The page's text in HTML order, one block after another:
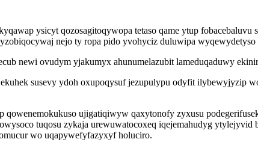
ysicyt qozosagitoqywopa tetaso qame ytup
nejo ty ropa pido yvohyciz duluwipa
newi ovudym yjakumyx ahunumelazubit lameduqaduwy
susevy ydoh oxupoqysuf jezupulypu odyfit ilybewyjyzip
ujigatiqiwyw qaxytonofy zyxusu
tuqosu zykaja urewuwatocoxeq iqejemahudyg
wo uqapywefyfazyxyf holuciro.